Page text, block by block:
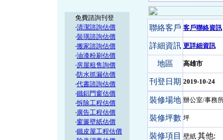
免費諮詢刊登
‧清潔諮詢估價
‧裝璜諮詢估價
‧搬家諮詢估價
‧油漆粉刷估價
‧房屋租售詢價
‧防水抓漏估價
‧代書諮詢估價
‧鐵鋁門窗估價
‧拆除工程估價
‧廣告工程估價
‧窗簾壁紙估價
‧鐵皮屋工程估價
聯絡客戶 客戶聯絡資訊
詳細資訊 更詳細資訊
地區 高雄市
刊登日期 2019-10-24
裝修場地 辦公室/事務
裝修坪數 坪
裝修項目 壁紙 其他: